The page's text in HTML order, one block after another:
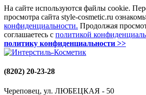
На сайте используются файлы cookie.
просмотра сайта style-cosmetic.ru
конфиденциальности. Продолжая
соглашаетесь с политикой
политику конфиденциальности >>
(8202) 20-23-28
Череповец, ул. ЛЮБЕЦКАЯ - 50